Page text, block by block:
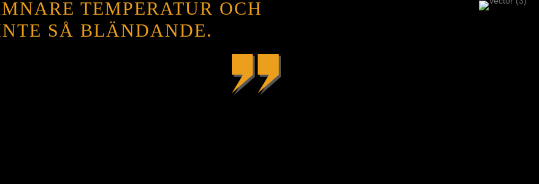
TEMPERATUR OCH
SÅ BLÄNDANDE.